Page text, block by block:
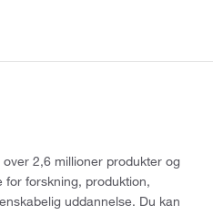
2,6 millioner produkter og
forskning, produktion,
uddannelse. Du kan